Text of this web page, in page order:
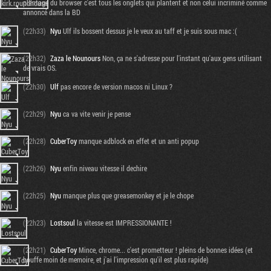
plantage du browser c'est tous les onglets qui plantent et non celui incriminé comme
annoncé dans la BD
(22h33) NyuUlf ils bossent dessus je le veux au taff et je suis sous mac :(
(22h32) Zaza le NounoursNon, ça ne s'adresse pour l'instant qu'aux gens utilisant
de vrais OS.
(22h30) Ulfpas encore de version macos ni Linux ?
(22h29) Nyuca va vite venir je pense
(22h28) CuberToymanque adblock en effet et un anti popup
(22h26) Nyuenfin niveau vitesse il dechire
(22h25) Nyumanque plus que greasemonkey et je le chope
(22h23) Lostsoul la vitesse est IMPRESSIONANTE !
(22h21) CuberToyMince, chrome... c'est prometteur ! pleins de bonnes idées (et
bouffe moin de memoire, et j'ai l'impression qu'il est plus rapide)